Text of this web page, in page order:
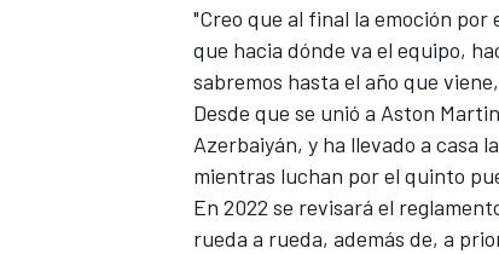
"Creo que al final la emoción por
que hacia dónde va el equipo,
sabremos hasta el año que
Desde que se unió a Aston
Azerbaiyán, y ha llevado a casa
mientras luchan por el quinto
En 2022 se revisará el
rueda a rueda, además de, a